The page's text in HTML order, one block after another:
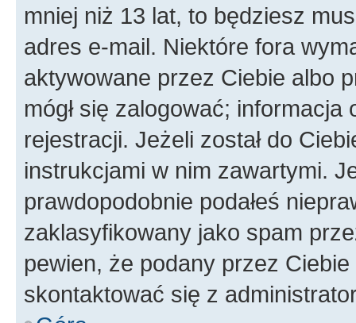
mniej niż 13 lat, to będziesz
adres e-mail. Niektóre fora
aktywowane przez Ciebie albo
mógł się zalogować;
rejestracji. Jeżeli został do
instrukcjami w nim zawartymi.
prawdopodobnie podałeś
zaklasyfikowany jako spam
pewien, że podany przez
skontaktować się z